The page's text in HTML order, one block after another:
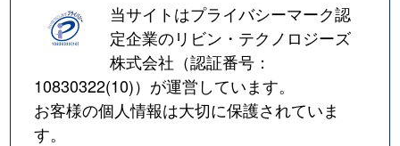
当サイトはプライバシーマーク認
定企業のリビン・テクノロジーズ
株式会社（認証番号：
10830322(10)）が運営しています。
お客様の個人情報は大切に保護されていま
す。